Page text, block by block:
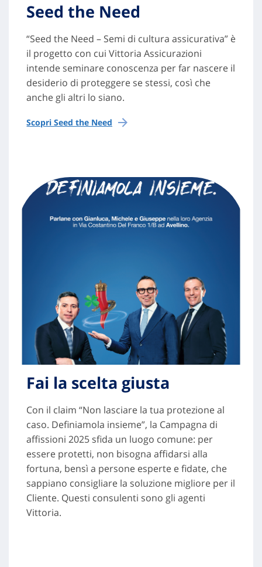
Seed the Need
“Seed the Need – Semi di cultura assicurativa” è
il progetto con cui Vittoria Assicurazioni
intende seminare conoscenza per far nascere il
desiderio di proteggere se stessi, così che
anche gli altri lo siano.
Scopri Seed the Need
Fai la scelta giusta
Con il claim “Non lasciare la tua protezione al
caso. Definiamola insieme”, la Campagna di
affissioni 2025 sfida un luogo comune: per
essere protetti, non bisogna affidarsi alla
fortuna, bensì a persone esperte e fidate, che
sappiano consigliare la soluzione migliore per il
Cliente. Questi consulenti sono gli agenti
Vittoria.